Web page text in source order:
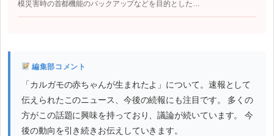
模災害時の首都機能のバックアップなどを目的とした…
編集部コメント
「カルガモの赤ちゃんが生まれたよ」について。速報として
伝えられたこのニュース、今後の続報にも注目です。 多くの
方がこの話題に興味を持っており、議論が続いています。 今
後の動向を引き続きお伝えしていきます。